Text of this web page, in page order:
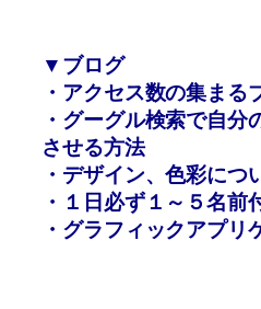
▼ブログ
・アクセス数の集まる
・グーグル検索で自
させる方法
・デザイン、色彩につ
・１日必ず１～５名
・グラフィックアプ